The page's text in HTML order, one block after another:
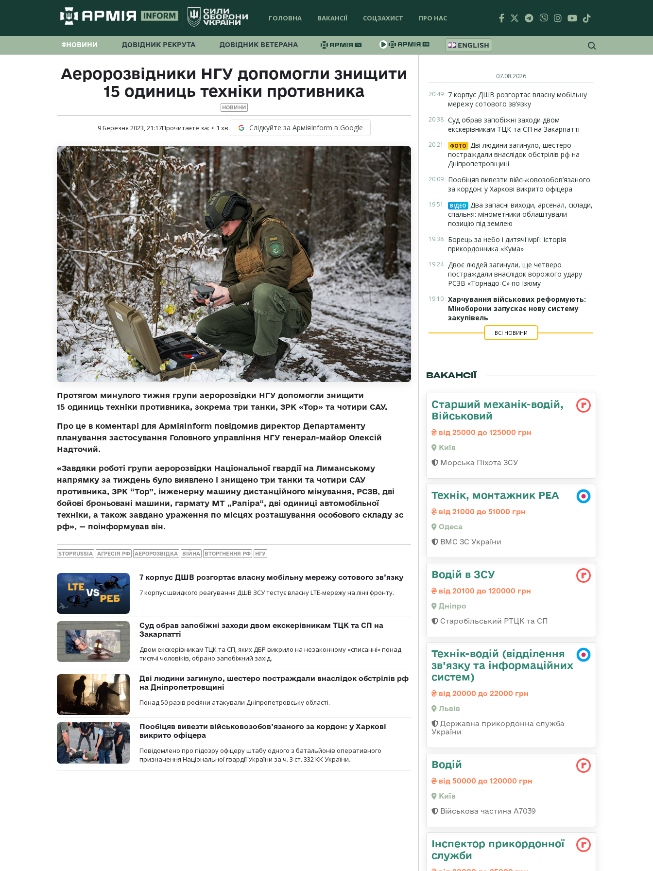
ГОЛОВНА ВАКАНСІЇ СОЦЗАХИСТ ПРО НАС
#НОВИНИ ДОВІДНИК РЕКРУТА ДОВІДНИК ВЕТЕРАНА ENGLISH
Аеророзвідники НГУ допомогли знищити
15 одиниць техніки противника
НОВИНИ
9 Березня 2023, 21:17Прочитаєте за: < 1 хв. Слідкуйте за АрміяInform в Google
Протягом минулого тижня групи аеророзвідки НГУ допомогли знищити
15 одиниць техніки противника, зокрема три танки, ЗРК «Тор» та чотири САУ.
Про це в коментарі для АрміяInform повідомив директор Департаменту
планування застосування Головного управління НГУ генерал-майор Олексій
Надточий.
«Завдяки роботі групи аеророзвідки Національної гвардії на Лиманському
напрямку за тиждень було виявлено і знищено три танки та чотири САУ
противника, ЗРК “Тор”, інженерну машину дистанційного мінування, РСЗВ, дві
бойові броньовані машини, гармату МТ „Рапіра“, дві одиниці автомобільної
техніки, а також завдано ураження по місцях розташування особового складу зс
рф», — поінформував він.
STOPRUSSIA АГРЕСІЯ РФ АЕРОРОЗВІДКА ВІЙНА ВТОРГНЕННЯ РФ НГУ
7 корпус ДШВ розгортає власну мобільну мережу сотового зв’язку
7 корпус швидкого реагування ДШВ ЗСУ тестує власну LTE-мережу на лінії фронту.
Суд обрав запобіжні заходи двом екскерівникам ТЦК та СП на
Закарпатті
Двом екскерівникам ТЦК та СП, яких ДБР викрило на незаконному «списанні» понад
тисячі чоловіків, обрано запобіжний захід.
Дві людини загинуло, шестеро постраждали внаслідок обстрілів рф
на Дніпропетровщині
Понад 50 разів росіяни атакували Дніпропетровську області.
Пообіцяв вивезти військовозобов’язаного за кордон: у Харкові
викрито офіцера
Повідомлено про підозру офіцеру штабу одного з батальйонів оперативного
призначення Національної гвардії України за ч. 3 ст. 332 КК України.
07.08.2026
20:49 7 корпус ДШВ розгортає власну мобільну
мережу сотового зв’язку
20:38 Суд обрав запобіжні заходи двом
екскерівникам ТЦК та СП на Закарпатті
20:21 ФОТО
Дві людини загинуло, шестеро
постраждали внаслідок обстрілів рф на
Дніпропетровщині
20:09 Пообіцяв вивезти військовозобов’язаного
за кордон: у Харкові викрито офіцера
19:51 ВІДЕО
Два запасні виходи, арсенал, склади,
спальня: мінометники облаштували
позицію під землею
19:38 Борець за небо і дитячі мрії: історія
прикордонника «Кума»
19:24 Двоє людей загинули, ще четверо
постраждали внаслідок ворожого удару
РСЗВ «Торнадо-С» по Ізюму
19:10 Харчування військових реформують:
Міноборони запускає нову систему
закупівель
ВСІ НОВИНИ
ВАКАНСІЇ
Старший механік-водій,
Військовий
від 25000 до 125000 грн
Київ
Морська Піхота ЗСУ
Технік, монтажник РЕА
від 21000 до 51000 грн
Одеса
ВМС ЗС України
Водій в ЗСУ
від 20100 до 120000 грн
Дніпро
Старобільський РТЦК та СП
Технік-водій (відділення
зв’язку та інформаційних
систем)
від 20000 до 22000 грн
Львів
Державна прикордонна служба
України
Водій
від 50000 до 120000 грн
Київ
Військова частина А7039
Інспектор прикордонної
служби